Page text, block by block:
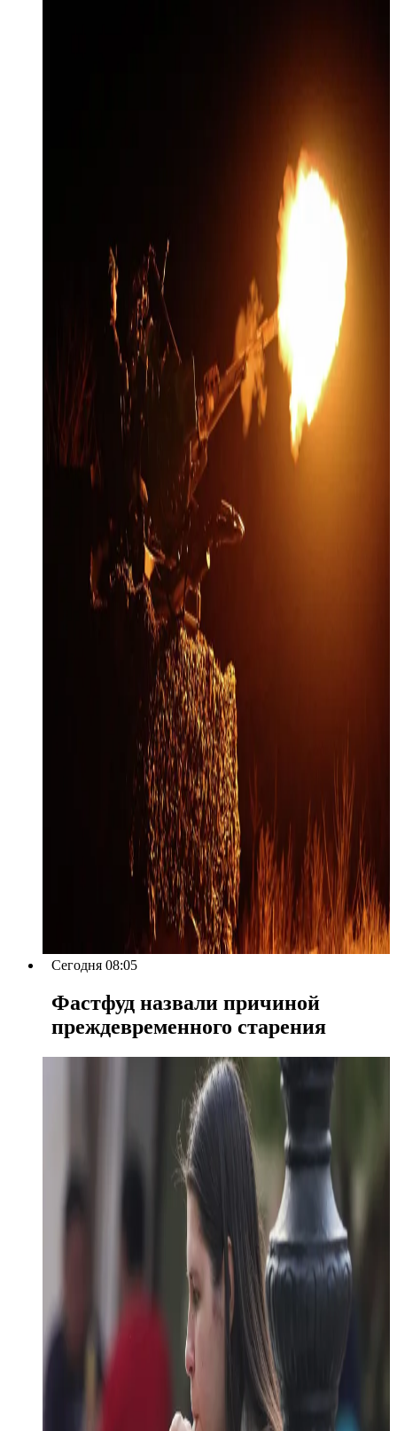
Сегодня 08:05
Фастфуд назвали причиной
преждевременного старения